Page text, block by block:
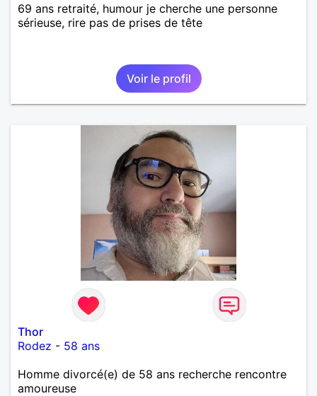
69 ans retraité, humour je cherche une personne
sérieuse, rire pas de prises de tête
Voir le profil
Thor
Rodez - 58 ans
Homme divorcé(e) de 58 ans recherche rencontre
amoureuse